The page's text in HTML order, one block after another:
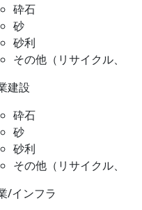
砕石
砂
砂利
その他（リサイクル、ス
建設
砕石
砂
砂利
その他（リサイクル、ス
/インフラ